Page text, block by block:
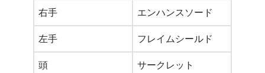
右手 エンハンスソード
左手 フレイムシールド
頭 サークレット